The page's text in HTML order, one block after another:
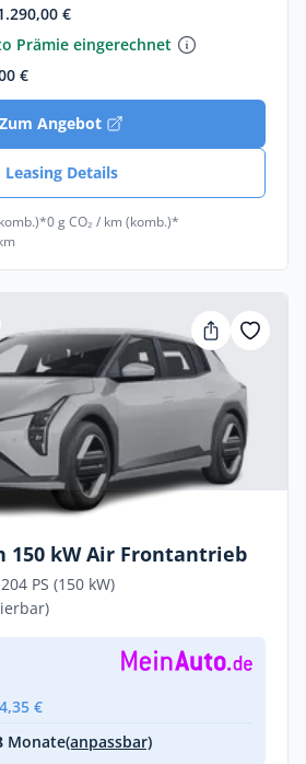
€
Prämie eingerechnet
€
Zum Angebot
Leasing Details
0 g CO₂ / km (komb.)*
150 kW Air Frontantrieb
204 PS (150 kW)
€
Monate(anpassbar)